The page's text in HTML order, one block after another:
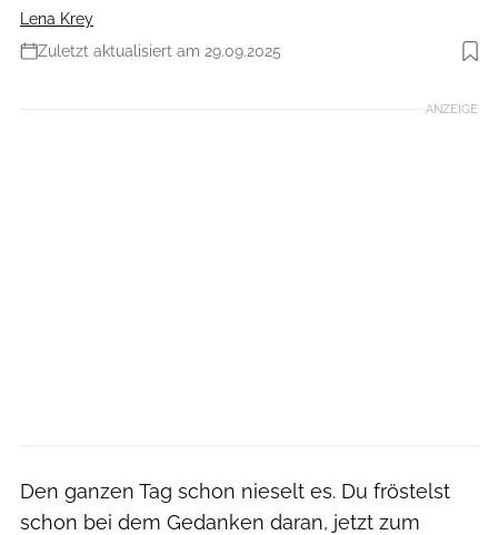
Lena Krey
Zuletzt aktualisiert am 29.09.2025
Foto: Getty Images
ANZEIGE
Den ganzen Tag schon nieselt es. Du fröstelst
schon bei dem Gedanken daran, jetzt zum